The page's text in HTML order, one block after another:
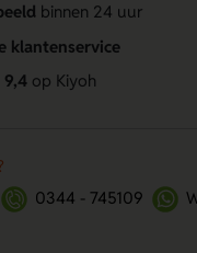
binnen 24 uur
klantenservice
9,4op Kiyoh
0344 - 745109